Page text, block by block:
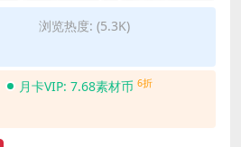
浏览热度: (5.3K)
月卡VIP: 7.68素材币 6折